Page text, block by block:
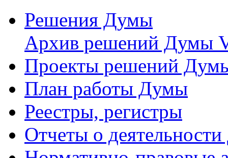
Решения Думы
Архив решений Думы
Проекты решений
План работы Думы
Реестры, регистры
Отчеты о